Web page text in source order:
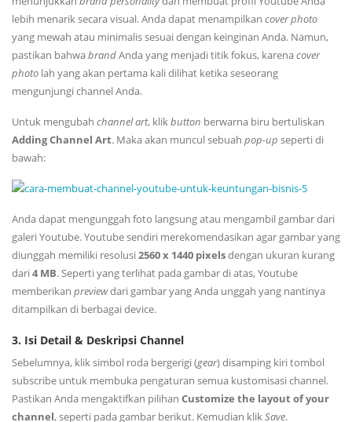
lebih menarik secara visual. Anda dapat menampilkan coverphoto
yang mewah atau minimalis sesuai dengan keinginan Anda. Namun,
pastikan bahwabrandAnda yang menjadi titik fokus, karenacover
photo lah yang akan pertama kali dilihat ketika seseorang
mengunjungi channel Anda.
Untuk mengubah channelart, klikbutton berwarna biru bertuliskan
AddingChannel Art. Maka akan muncul sebuah pop-up seperti di
bawah:
Anda dapat mengunggah foto langsung atau mengambil gambar dari
galeri Youtube. Youtube sendiri merekomendasikan agar gambar yang
diunggah memiliki resolusi2560 x 1440 pixelsdengan ukuran kurang
dari4 MB. Seperti yang terlihat pada gambar di atas, Youtube
memberikan previewdari gambar yang Anda unggah yang nantinya
ditampilkan di berbagai device.
3. Isi Detail & Deskripsi Channel
Sebelumnya, klik simbol roda bergerigi (gear) disamping kiri tombol
subscribe untuk membuka pengaturan semua kustomisasi channel.
Pastikan Anda mengaktifkan pilihan Customize the layout of your
channel, seperti pada gambar berikut. Kemudian klikSave.